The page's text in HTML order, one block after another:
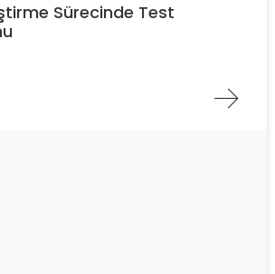
Sürecinde Test